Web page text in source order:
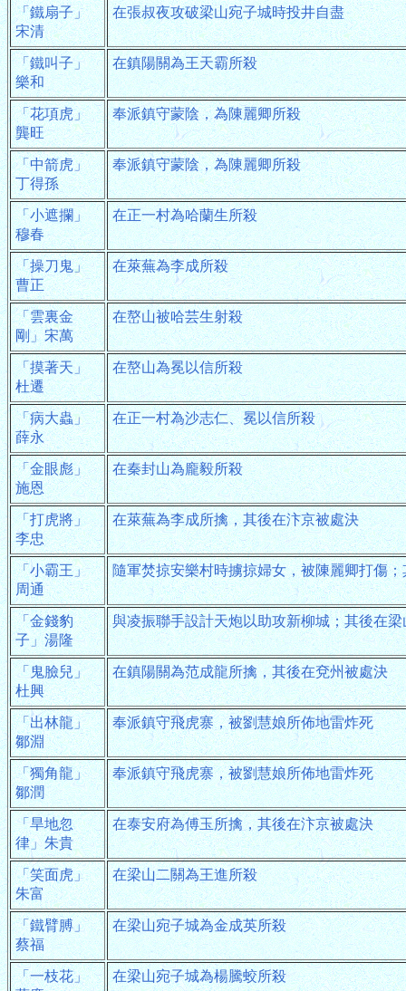
「鐵扇子」
宋清
在張叔夜攻破梁山宛子城時投井自盡
「鐵叫子」
樂和
在鎮陽關為王天霸所殺
「花項虎」
龔旺
奉派鎮守蒙陰，為陳麗卿所殺
「中箭虎」
丁得孫
奉派鎮守蒙陰，為陳麗卿所殺
「小遮攔」
穆春
在正一村為哈蘭生所殺
「操刀鬼」
曹正
在萊蕪為李成所殺
「雲裏金
剛」宋萬
在嶅山被哈芸生射殺
「摸著天」
杜遷
在嶅山為冕以信所殺
「病大蟲」
薛永
在正一村為沙志仁、冕以信所殺
「金眼彪」
施恩
在秦封山為龐毅所殺
「打虎將」
李忠
在萊蕪為李成所擒，其後在汴京被處決
「小霸王」
周通
隨軍焚掠安樂村時擄掠婦女，被陳麗卿打傷
「金錢豹
子」湯隆
與凌振聯手設計天炮以助攻新柳城；其後在
「鬼臉兒」
杜興
在鎮陽關為范成龍所擒，其後在兗州被處決
「出林龍」
鄒淵
奉派鎮守飛虎寨，被劉慧娘所佈地雷炸死
「獨角龍」
鄒潤
奉派鎮守飛虎寨，被劉慧娘所佈地雷炸死
「旱地忽
律」朱貴
在泰安府為傅玉所擒，其後在汴京被處決
「笑面虎」
朱富
在梁山二關為王進所殺
「鐵臂膊」
蔡福
在梁山宛子城為金成英所殺
「一枝花」
在梁山宛子城為楊騰蛟所殺